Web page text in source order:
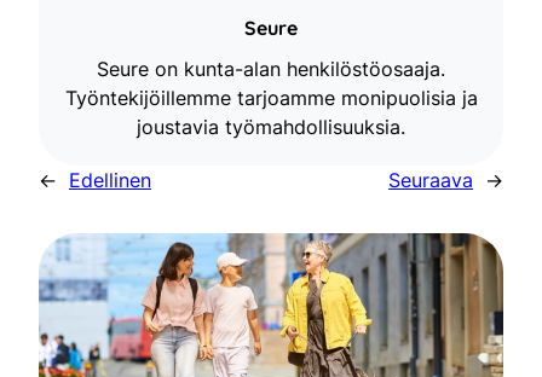
Seure
Seure on kunta-alan henkilöstöosaaja.
Työntekijöillemme tarjoamme monipuolisia ja
joustavia työmahdollisuuksia.
← Edellinen Seuraava →